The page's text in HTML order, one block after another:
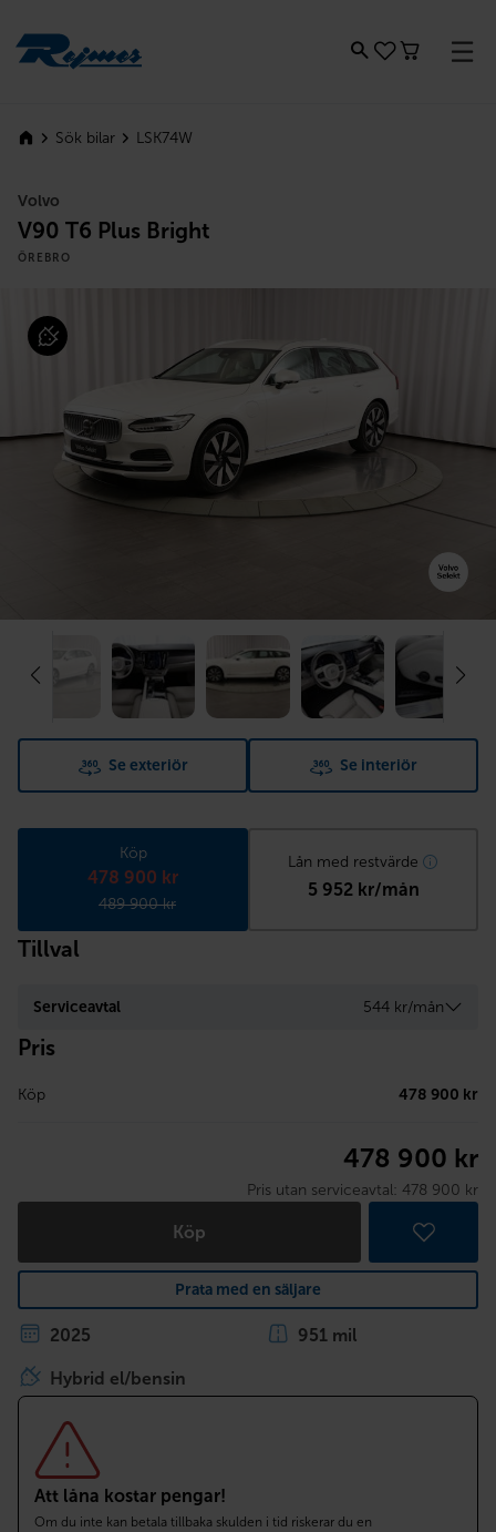
Sök bilar LSK74W
Volvo
V90 T6 Plus Bright
ÖREBRO
Se exteriör Se interiör
Köp
478 900 kr
489 900 kr
Lån med restvärde
5 952 kr/mån
Tillval
Serviceavtal 544 kr/mån
Pris
Köp 478 900 kr
478 900 kr
Pris utan serviceavtal: 478 900 kr
Köp
Prata med en säljare
2025 951 mil
Hybrid el/bensin
Att låna kostar pengar!
Om du inte kan betala tillbaka skulden i tid riskerar du en